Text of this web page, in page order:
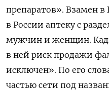
препаратов». Взамен
в России аптеку с
мужчин и женщин.
в ней риск продажи
исключен». По его
частью сети под